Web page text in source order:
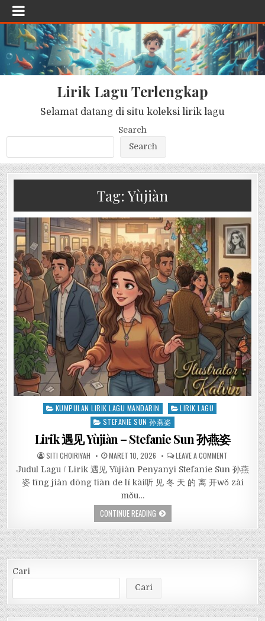
Lirik Lagu Terlengkap
Selamat datang di situ koleksi lirik lagu
Search
Search
Tag:Yùjiàn
Posted
KUMPULAN LIRIK LAGU MANDARIN
LIRIK LAGU
STEFANIE SUN 孙燕姿
Lirik 遇见 Yùjiàn – Stefanie Sun 孙燕姿
SITI CHOIRIYAH MARET 10, 2026 LEAVE A COMMENT
Judul Lagu / Lirik 遇见 Yùjiàn Penyanyi Stefanie Sun 孙燕
姿 tīng jiàn dōng tiān de lí kāi听 见 冬 天 的 离 开wǒ zài
mǒu…
CONTINUE READING
Cari
Cari